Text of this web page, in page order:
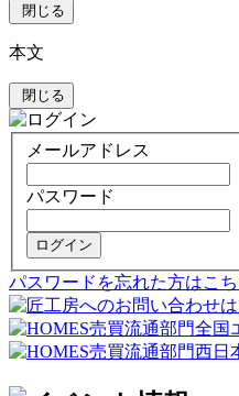
閉じる
本文
閉じる
メールアドレス
パスワード
ログイン
パスワードを忘れた方はこち